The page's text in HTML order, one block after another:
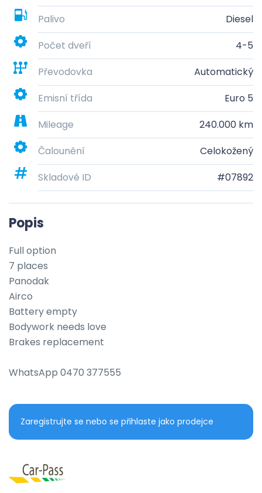
Palivo
Diesel
Počet dveří
4-5
Převodovka
Automatický
Emisní třída
Euro 5
Mileage
240.000 km
Čalounění
Celokožený
Skladové ID
#07892
Popis
Full option
7 places
Panodak
Airco
Battery empty
Bodywork needs love
Brakes replacement
WhatsApp 0470 377555
Zaregistrujte se nebo se přihlaste jako prodejce